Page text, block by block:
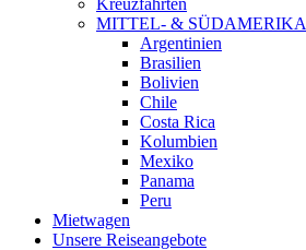
Kreuzfahrten
MITTEL- & SÜDAMERIKA
Argentinien
Brasilien
Bolivien
Chile
Costa Rica
Kolumbien
Mexiko
Panama
Peru
Mietwagen
Unsere Reiseangebote